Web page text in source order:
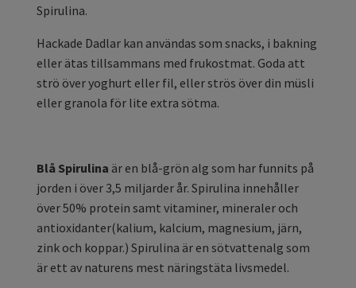
Spirulina.
Hackade Dadlar kan användas som snacks, i bakning
eller ätas tillsammans med frukostmat. Goda att
strö över yoghurt eller fil, eller strös över din müsli
eller granola för lite extra sötma.
Blå Spirulina är en blå-grön alg som har funnits på
jorden i över 3,5 miljarder år. Spirulina innehåller
över 50% protein samt vitaminer, mineraler och
antioxidanter(kalium, kalcium, magnesium, järn,
zink och koppar.) Spirulina är en sötvattenalg som
är ett av naturens mest näringstäta livsmedel.